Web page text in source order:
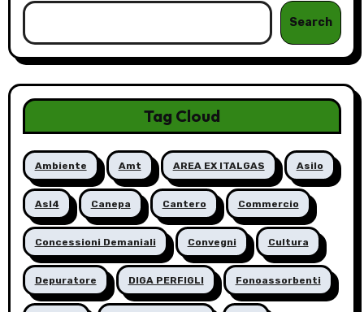
Search
Tag Cloud
Ambiente Amt AREA EX ITALGAS Asilo
Asl4 Canepa Cantero Commercio
Concessioni Demaniali Convegni Cultura
Depuratore DIGA PERFIGLI Fonoassorbenti